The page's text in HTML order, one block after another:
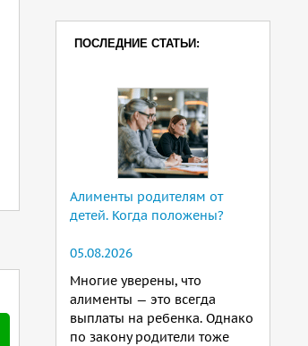
ПОСЛЕДНИЕ СТАТЬИ:
Алименты родителям от
детей. Когда положены?
05.08.2026
Многие уверены, что
алименты — это всегда
выплаты на ребенка. Однако
по закону родители тоже